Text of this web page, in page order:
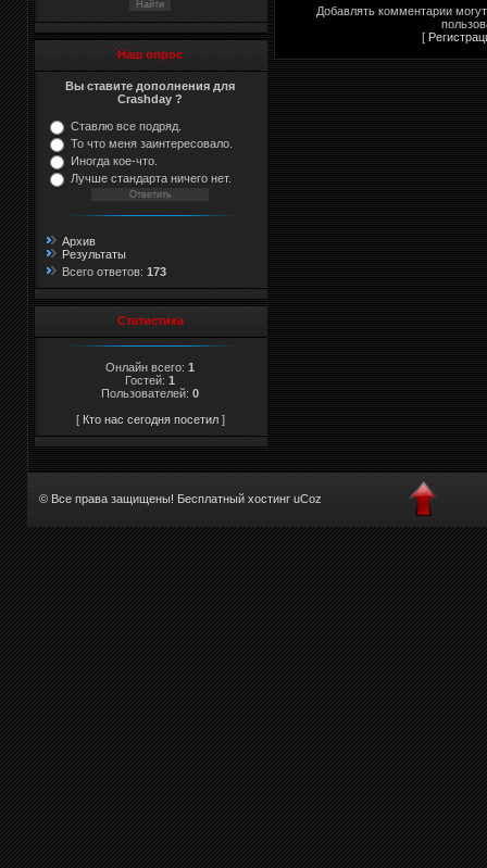
Наш опрос
Вы ставите дополнения для
Crashday ?
Ставлю все подряд.
То что меня заинтересовало.
Иногда кое-что.
Лучше стандарта ничего нет.
Архив
Результаты
Всего ответов: 173
Статистика
Онлайн всего: 1
Гостей: 1
Пользователей: 0
[ Кто нас сегодня посетил]
Добавлять комментарии
[
© Все права защищены! Бесплатный хостинг uCoz